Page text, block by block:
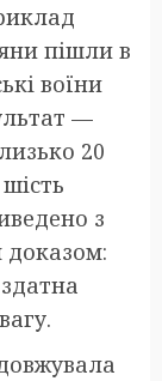
пішли в
воїни
—
20
з
доказом: